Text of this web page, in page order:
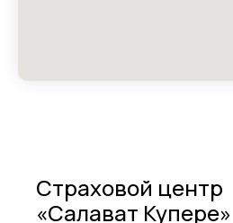
Страховой центр
«Салават Купере»